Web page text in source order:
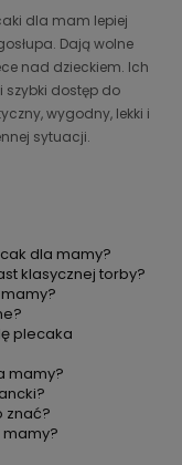
dla mam lepiej
Dają wolne
nad dzieckiem. Ich
szybki dostęp do
wygodny, lekki i
sytuacji.
dla mamy?
klasycznej torby?
plecaka
mamy?
znać?